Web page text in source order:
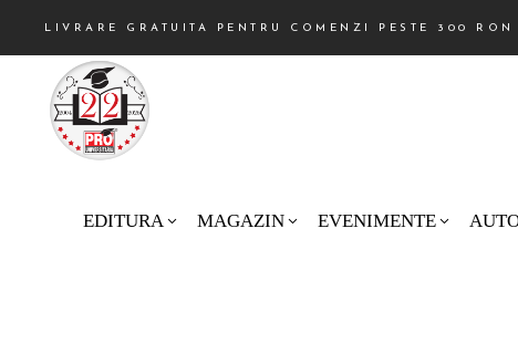
LIVRARE GRATUITA PENTRU COMENZI PESTE 300 RON
EDITURA MAGAZIN EVENIMENTE